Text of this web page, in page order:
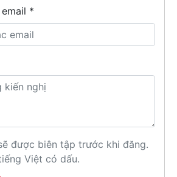
*
được biên tập trước khi đăng.
Việt có dấu.